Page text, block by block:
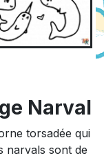
Narval
torsadée qui
narvals sont de